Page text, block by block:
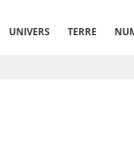
UNIVERS TERRE